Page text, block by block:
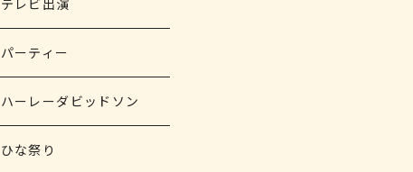
パーティー
ハーレーダビッドソン
ひな祭り